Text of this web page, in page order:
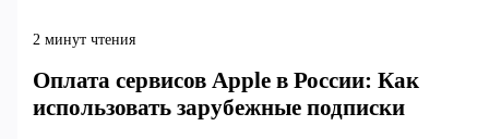
2 минут чтения
Оплата сервисов Apple в России: Как
использовать зарубежные подписки